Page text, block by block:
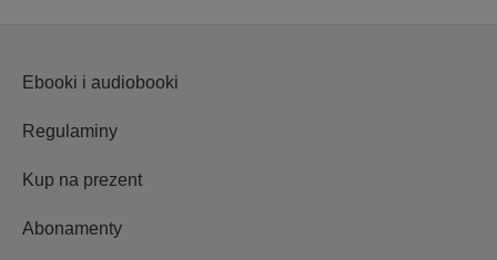
Ebooki i audiobooki
Regulaminy
Kup na prezent
Abonamenty